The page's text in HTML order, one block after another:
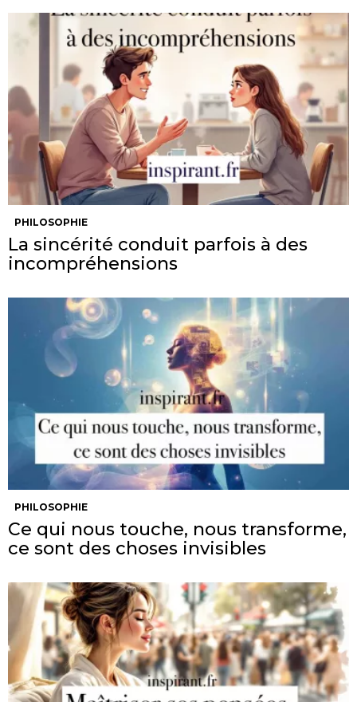
PHILOSOPHIE
La sincérité conduit parfois à des
incompréhensions
PHILOSOPHIE
Ce qui nous touche, nous transforme,
ce sont des choses invisibles